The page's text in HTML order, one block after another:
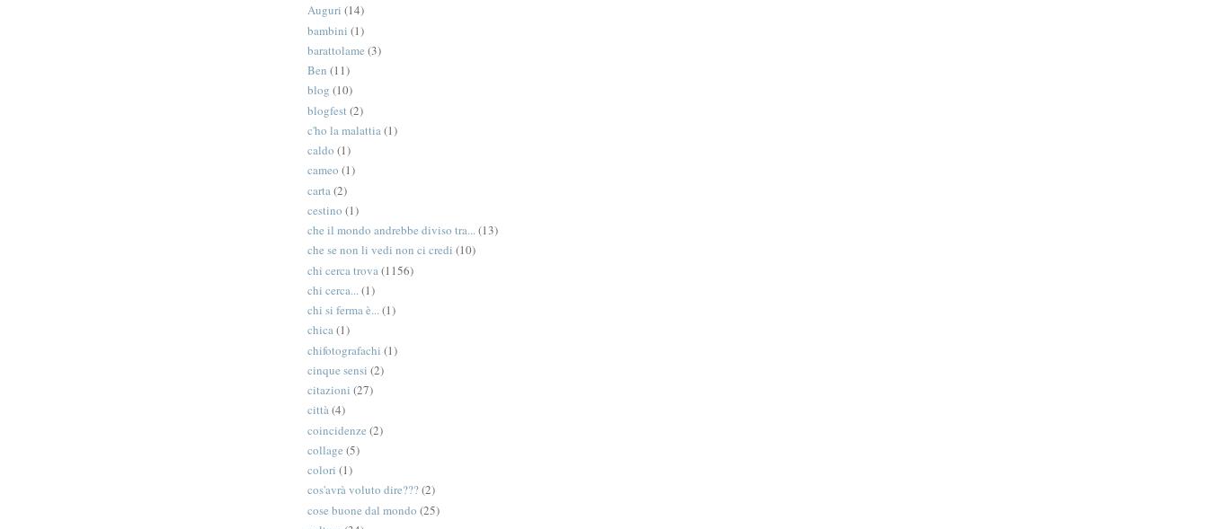
Auguri (14)
bambini (1)
barattolame (3)
Ben (11)
blog (10)
blogfest (2)
c'ho la malattia(1)
caldo (1)
cameo (1)
carta(2)
cestino (1)
che il mondo andrebbe diviso tra...(13)
che se non li vedi non ci credi (10)
chi cerca trova(1156)
chi cerca...(1)
chi si ferma è...(1)
chica(1)
chifotografachi (1)
cinque sensi (2)
citazioni (27)
città(4)
coincidenze (2)
collage (5)
colori (1)
cos'avrà voluto dire???(2)
cose buone dal mondo (25)